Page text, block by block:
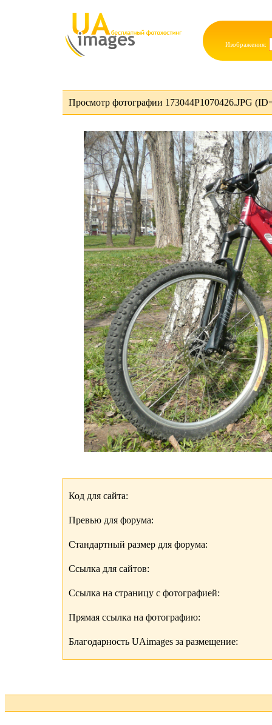
Изображения:
Просмотр фотографии 173044P1070426.JPG
Код для сайта:
Превью для форума:
Стандартный размер для форума:
Ссылка для сайтов:
Ссылка на страницу с фотографией:
Прямая ссылка на фотографию:
Благодарность UAimages за размещение: